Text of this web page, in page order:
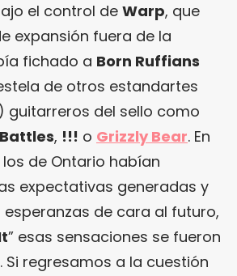
el control de Warp, que
expansión fuera de la
fichado a Born Ruffians
de otros estandartes
guitarreros del sello como
Battles, !!! o Grizzly Bear. En
de Ontario habían
expectativas generadas y
de cara al futuro,
” esas sensaciones se fueron
Si regresamos a la cuestión